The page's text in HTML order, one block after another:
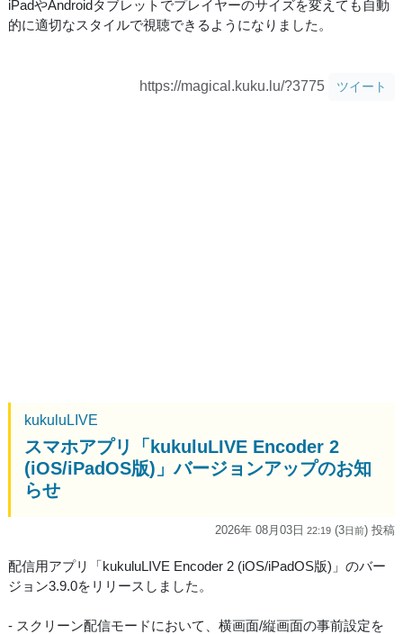
iPadやAndroidタブレットでプレイヤーのサイズを変えても自動
的に適切なスタイルで視聴できるようになりました。
https://magical.kuku.lu/?3775 ツイート
kukuluLIVE
スマホアプリ「kukuluLIVE Encoder 2
(iOS/iPadOS版)」バージョンアップのお知
らせ
2026年 08月03日 22:19 (3日前) 投稿
配信用アプリ「kukuluLIVE Encoder 2 (iOS/iPadOS版)」のバー
ジョン3.9.0をリリースしました。
- スクリーン配信モードにおいて、横画面/縦画面の事前設定を